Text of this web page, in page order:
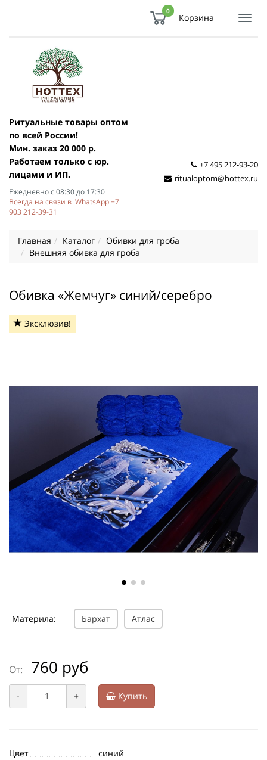
0
Корзина
Ритуальные товары оптом
по всей России!
Мин. заказ 20 000 р.
Работаем только с юр.
лицами и ИП.
Ежедневно с 08:30 до 17:30
Всегда на связи в WhatsApp +7
903 212-39-31
+7 495 212-93-20
ritualoptom@hottex.ru
Главная Каталог
Обивки для гроба
Внешняя обивка для гроба
Обивка «Жемчуг» синий/серебро
Эксклюзив!
Материла: Бархат Атлас
От: 760 руб
- + Купить
Цвет синий